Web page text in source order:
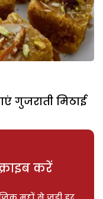
गुजराती मिठाई
करें